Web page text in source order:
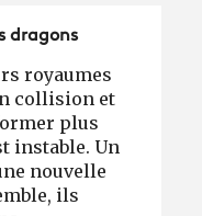
dragons
royaumes
collision et
plus
instable. Un
nouvelle
ils